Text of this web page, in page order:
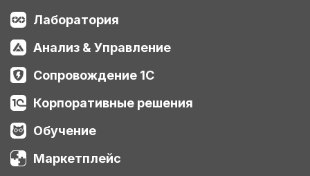
Лаборатория
Анализ & Управление
Сопровождение 1С
Корпоративные решения
Обучение
Маркетплейс